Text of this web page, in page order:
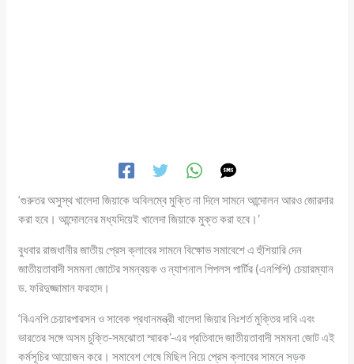
‘গুরুতর অসুস্থ খালেদা জিয়াকে অবিলম্বে মুক্তি না দিলে সামনে আন্দোলন আরও জোরদার
করা হবে। আন্দোলনের মধ্যদিয়েই খালেদা জিয়াকে মুক্ত করা হবে।’
বুধবার রাজধানীর জাতীয় প্রেস ক্লাবের সামনে বিক্ষোভ সমাবেশে এ হুঁশিয়ারি দেন
জাতীয়তাবাদী সমমনা জোটের সমন্বয়ক ও ন্যাশনাল পিপলস পার্টির (এনপিপি) চেয়ারম্যান
ড. ফরিদুজ্জামান ফরহাদ।
‘বিএনপি চেয়ারপারসন ও সাবেক প্রধানমন্ত্রী খালেদা জিয়ার নিঃশর্ত মুক্তির দাবি এবং
ভারতের সঙ্গে অসম চুক্তি-সমঝোতা স্মারক’-এর প্রতিবাদে জাতীয়তাবাদী সমমনা জোট এই
কর্মসূচির আয়োজন করে। সমাবেশ শেষে মিছিল নিয়ে প্রেস ক্লাবের সামনে সড়ক